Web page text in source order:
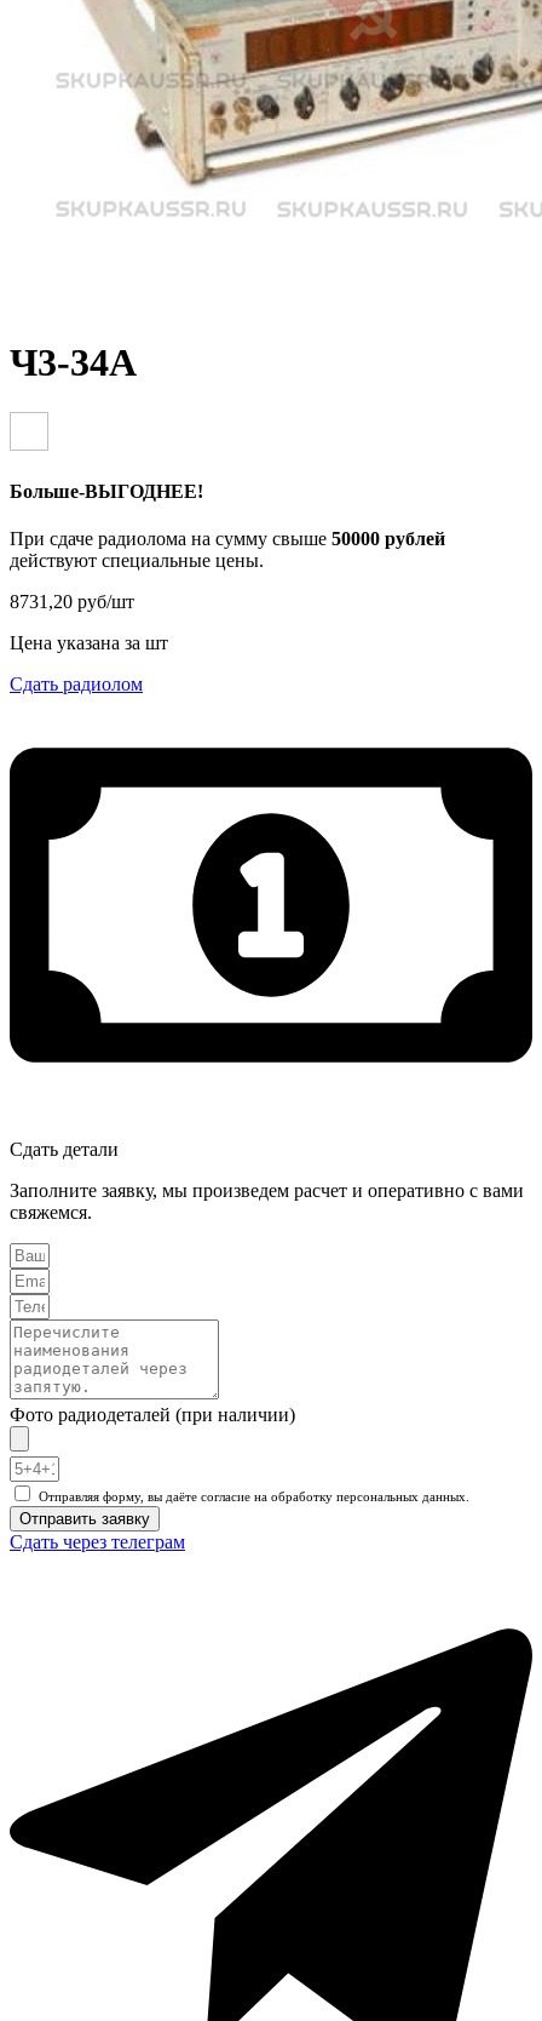
Ч3-34А
Больше-ВЫГОДНЕЕ!
При сдаче радиолома на сумму свыше 50000 рублей
действуют специальные цены.
8731,20 руб/шт
Цена указана за шт
Сдать радиолом
Сдать детали
Заполните заявку, мы произведем расчет и оперативно с вами
свяжемся.
Фото радиодеталей (при наличии)
Отправляя форму, вы даёте согласие на обработку персональных данных.
Отправить заявку
Сдать через телеграм